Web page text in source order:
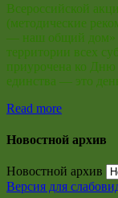
Всероссийской
(методические
— наш общий дом»
территории всех
приурочена ко Дню
единства — это
Read more
Новостной архив
Новостной архив
Версия для